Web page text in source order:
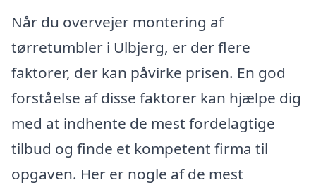
Når du overvejer montering af
tørretumbler i Ulbjerg, er der flere
faktorer, der kan påvirke prisen. En god
forståelse af disse faktorer kan hjælpe dig
med at indhente de mest fordelagtige
tilbud og finde et kompetent firma til
opgaven. Her er nogle af de mest